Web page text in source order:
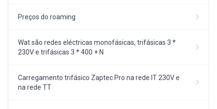
Preços do roaming
Wat são redes eléctricas monofásicas, trifásicas 3 *
230V e trifásicas 3 * 400 + N
Carregamento trifásico Zaptec Pro na rede IT 230V e
na rede TT